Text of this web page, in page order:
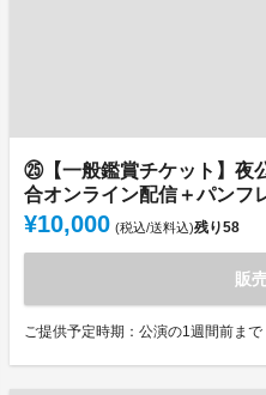
㉕【一般鑑賞チケット】夜
合オンライン配信＋パンフ
¥10,000 (税込/送料込)残り58
販
ご提供予定時期：公演の1週間前まで